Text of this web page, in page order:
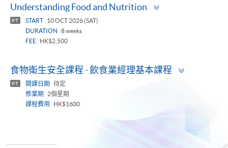
Understanding Food and Nutrition
PT START
10 OCT 2026 (SAT)
DURATION
8 weeks
FEE
HK$2,500
食物衛生安全課程 - 飲食業經理基本課程
PT 開課日期
待定
修業期
2個星期
課程費用
HK$1600